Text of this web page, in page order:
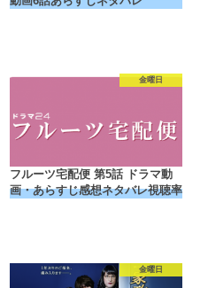
金曜日
フルーツ宅配便 第5話 ドラマ動
画・あらすじ感想ネタバレ視聴率
金曜日